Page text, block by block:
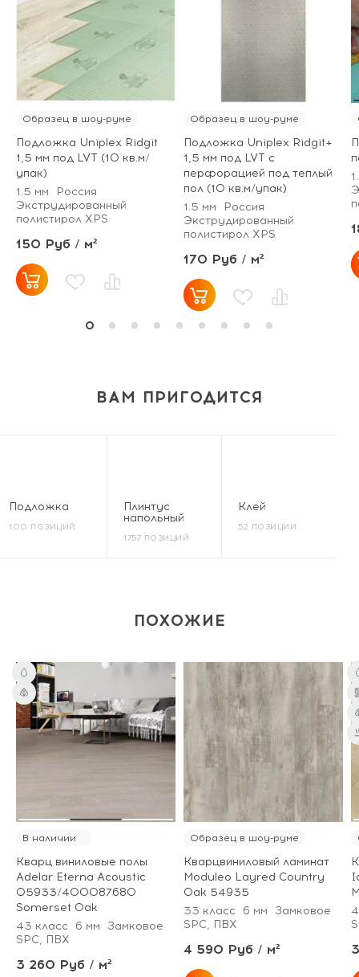
Образец в шоу-руме
Подложка Uniplex Ridgit
1,5 мм под LVT (10 кв.м/
упак)
1.5 мм
Россия
Экструдированный
полистирол XPS
150 Руб / м²
Образец в шоу-руме
Подложка Uniplex Ridgit+
1,5 мм под LVT с
перфорацией под теплый
пол (10 кв.м/упак)
1.5 мм
Россия
Экструдированный
полистирол XPS
170 Руб / м²
ВАМ ПРИГОДИТСЯ
Подложка
100 ПОЗИЦИЙ
Плинтус
напольный
1757 ПОЗИЦИЙ
Клей
52 ПОЗИЦИИ
ПОХОЖИЕ
В наличии
Кварц виниловые полы
Adelar Eterna Acoustic
05933/400087680
Somerset Oak
43 класс
6 мм
Замковое
SPC, ПВХ
3 260 Руб / м²
Образец в шоу-руме
Кварцвиниловый ламинат
Moduleo Layred Country
Oak 54935
33 класс
6 мм
Замковое
SPC, ПВХ
4 590 Руб / м²